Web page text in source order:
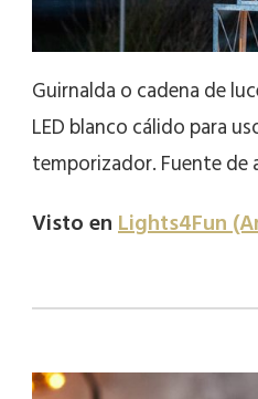
Guirnalda o cadena de
LED blanco cálido para
temporizador. Fuente de
Visto enLights4Fun